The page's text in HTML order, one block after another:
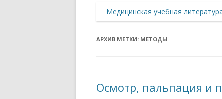
Медицинская учебная
АРХИВ МЕТКИ: МЕТОДЫ
Осмотр, пальпация и